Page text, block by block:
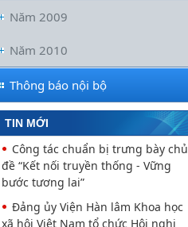
Năm 2009
Năm 2010
Thông báo nội bộ
TIN MỚI
Viện Hàn lâm Khoa học xã hội Việt
Nam và Tỉnh ủy Cao Bằng
Thường trực Hội đồng Lý luận
Trung ương làm việc với Tiểu ban
Văn hóa - Xã hội - Văn học, nghệ
Công tác chuẩn bị trưng bày chủ
đề “Kết nối truyền thống - Vững
bước tương lai”
Đảng ủy Viện Hàn lâm Khoa học
xã hội Việt Nam tổ chức Hội nghị